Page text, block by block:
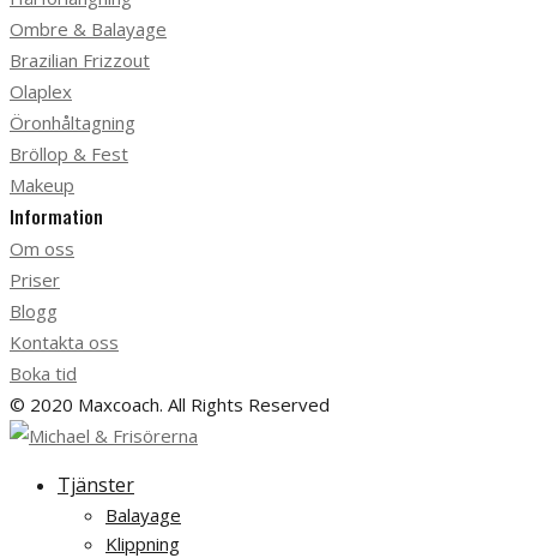
Ombre & Balayage
Brazilian Frizzout
Olaplex
Öronhåltagning
Bröllop & Fest
Makeup
Information
Om oss
Priser
Blogg
Kontakta oss
Boka tid
© 2020 Maxcoach. All Rights Reserved
Tjänster
Balayage
Klippning